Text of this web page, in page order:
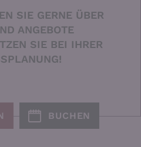
SIE GERNE ÜBER
ANGEBOTE
SIE BEI IHRER
BUCHEN